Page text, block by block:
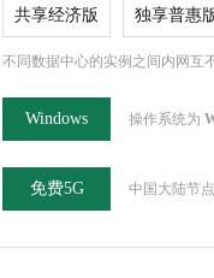
共享经济版 独享普惠
不同数据中心的实例之间内网互
Windows 操作系统为
免费5G 中国大陆节